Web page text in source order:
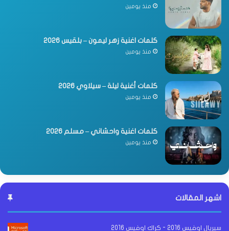
منذ يومين
كلمات اغنية زهر ليمون – بلقيس 2026
منذ يومين
كلمات أغنية ليلة – سيلاوي 2026
منذ يومين
كلمات اغنية واحشاني – مسلم 2026
منذ يومين
اشهر المقالات
سيريال اوفيس 2016 - كراك اوفيس 2016